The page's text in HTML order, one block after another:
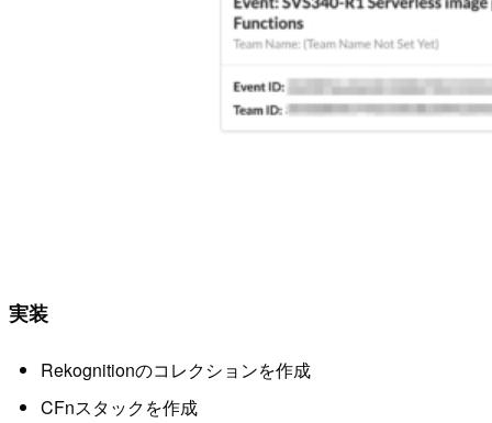
実装
Rekognitionのコレクションを作成
CFnスタックを作成